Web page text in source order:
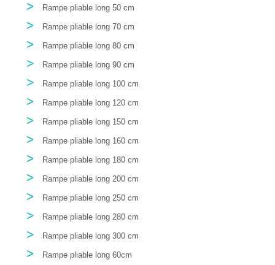
> Rampe pliable long 50 cm
> Rampe pliable long 70 cm
> Rampe pliable long 80 cm
> Rampe pliable long 90 cm
> Rampe pliable long 100 cm
> Rampe pliable long 120 cm
> Rampe pliable long 150 cm
> Rampe pliable long 160 cm
> Rampe pliable long 180 cm
> Rampe pliable long 200 cm
> Rampe pliable long 250 cm
> Rampe pliable long 280 cm
> Rampe pliable long 300 cm
> Rampe pliable long 60cm